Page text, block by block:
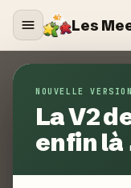
Les
NOUVELLE VERSION
La V2
enfin là
Contact
ACCUEIL CONTACT
toute autre